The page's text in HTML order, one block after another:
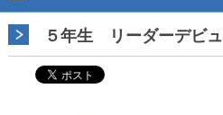
５年生 リーダーデビ